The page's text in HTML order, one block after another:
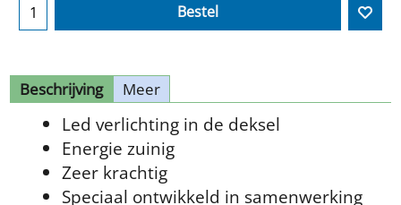
Bestel
Beschrijving Meer
Led verlichting in de deksel
Energie zuinig
Zeer krachtig
Speciaal ontwikkeld in samenwerking